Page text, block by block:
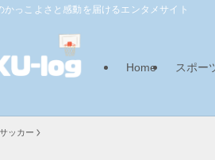
かっこよさと感動を届けるエンタメサイト
Home スポー
サッカー